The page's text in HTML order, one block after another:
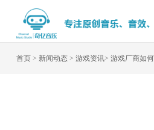
首页 > 新闻动态 > 游戏资讯> 游戏厂商如